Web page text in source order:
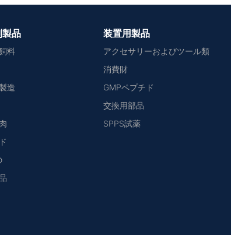
製品
料
造
装置用製品
アクセサリーおよびツール類
消費財
GMPペプチド
交換用部品
SPPS試薬